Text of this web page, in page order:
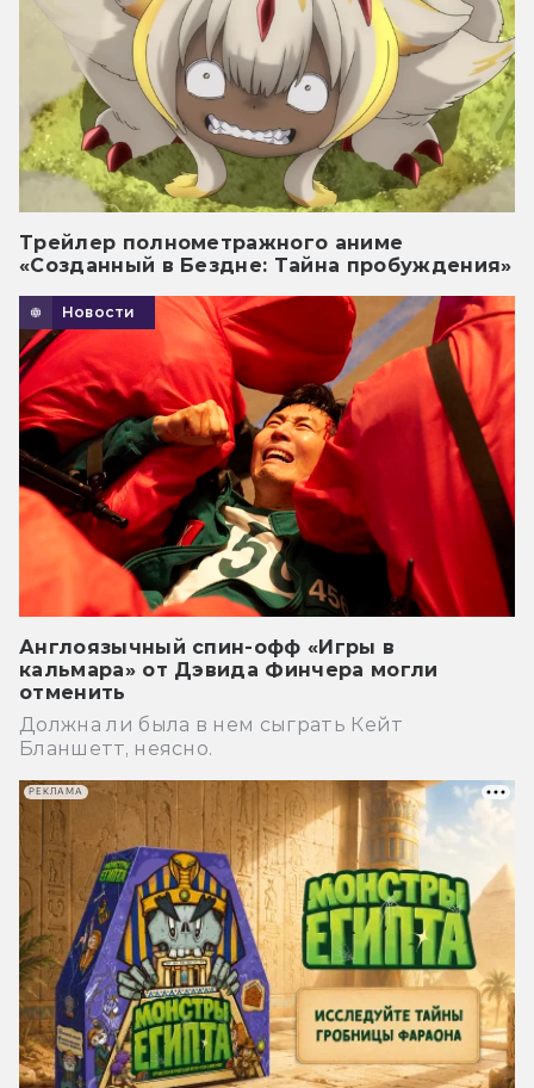
Трейлер полнометражного аниме
«Созданный в Бездне: Тайна пробуждения»
Новости
Англоязычный спин-офф «Игры в
кальмара» от Дэвида Финчера могли
отменить
Должна ли была в нем сыграть Кейт
Бланшетт, неясно.
РЕКЛАМА